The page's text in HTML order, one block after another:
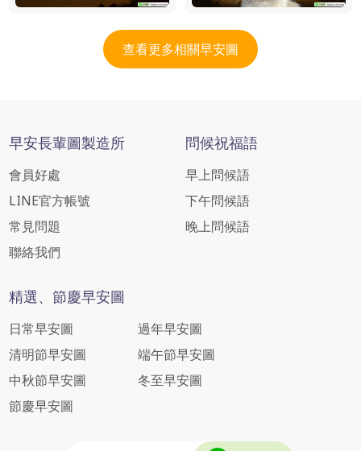
查看更多相關早安圖
早安長輩圖製造所
會員好處
LINE官方帳號
常見問題
聯絡我們
問候祝福語
早上問候語
下午問候語
晚上問候語
精選、節慶早安圖
日常早安圖
過年早安圖
清明節早安圖
端午節早安圖
中秋節早安圖
冬至早安圖
節慶早安圖